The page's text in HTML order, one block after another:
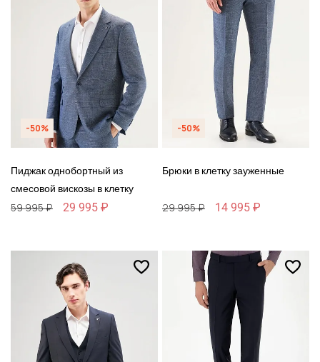
-50%
Пиджак однобортный из
смесовой вискозы в клетку
59 995 ₽ 29 995 ₽
-50%
Брюки в клетку зауженные
29 995 ₽ 14 995 ₽